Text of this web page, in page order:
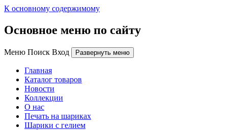
К основному содержимому
Основное меню по сайту
Меню Поиск Вход Развернуть меню
Главная
Каталог товаров
Новости
Коллекции
О нас
Печать на шариках
Шарики с гелием